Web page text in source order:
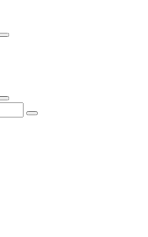
Suche
Suche
Suche